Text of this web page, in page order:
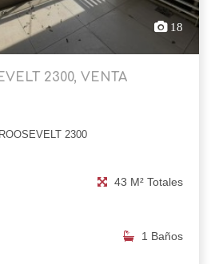
18
2300, VENTA
2300
43 M² Totales
1 Baños